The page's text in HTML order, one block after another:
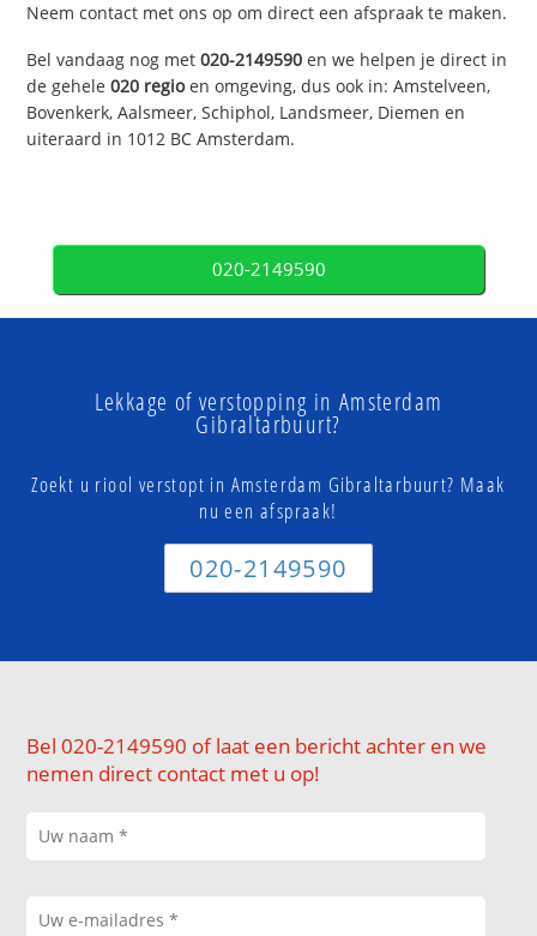
Neem contact met ons op om direct een afspraak te maken.
Bel vandaag nog met020-2149590 en we helpen je direct in
de gehele020 regioen omgeving, dus ook in: Amstelveen,
Bovenkerk, Aalsmeer, Schiphol, Landsmeer, Diemen en
uiteraard in 1012 BC Amsterdam.
020-2149590
Lekkage of verstopping in Amsterdam
Gibraltarbuurt?
Zoekt u riool verstopt in Amsterdam Gibraltarbuurt? Maak
nu een afspraak!
020-2149590
Bel 020-2149590 of laat een bericht achter en we
nemen direct contact met u op!